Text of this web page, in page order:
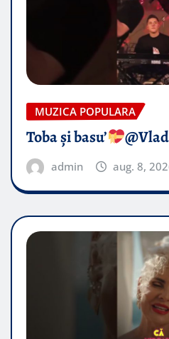
MUZICA POPULARA
Toba și basu’
admin aug. 8,